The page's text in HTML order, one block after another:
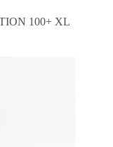
100+ XL